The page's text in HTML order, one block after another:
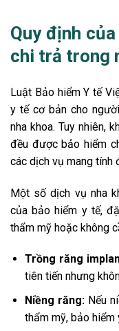
Quy định
chi trả trong
Luật Bảo hiểm Y tế
y tế cơ bản cho
nha khoa. Tuy nhiên,
đều được bảo hiểm
các dịch vụ mang tính
Một số dịch vụ nha
của bảo hiểm y tế,
thẩm mỹ hoặc không
Trồng răng
tiên tiến nhưng
Niềng răng: Nếu
thẩm mỹ, bảo hiểm